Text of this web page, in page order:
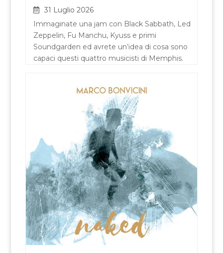
31 Luglio 2026
Immaginate una jam con Black Sabbath, Led
Zeppelin, Fu Manchu, Kyuss e primi
Soundgarden ed avrete un’idea di cosa sono
capaci questi quattro musicisti di Memphis.